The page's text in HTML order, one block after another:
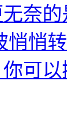
无奈
悄悄
你可